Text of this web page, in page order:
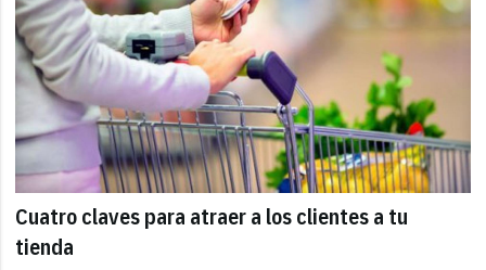
Cuatro claves para atraer a los clientes a tu
tienda